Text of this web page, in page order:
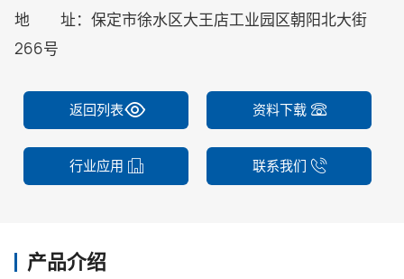
地 址：保定市徐水区大王店工业园区朝阳北大街
266号
返回列表 资料下载
行业应用 联系我们
产品介绍